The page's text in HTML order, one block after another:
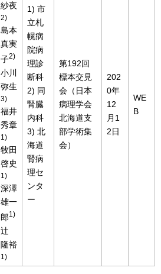
紗夜
2)
島本
真実
子2)
小川
弥生
3)
福井
秀章
1)
牧田
啓史
1)
深澤
雄一
郎1)
辻
隆裕
1)
1) 市
立札
幌病
院病
理診
断科
2) 同
腎臓
内科
3) 北
海道
腎病
理セ
ンタ
ー
第192回
標本交見
会（日本
病理学会
北海道支
部学術集
会）
202
0年
12
月1
2日
WE
B